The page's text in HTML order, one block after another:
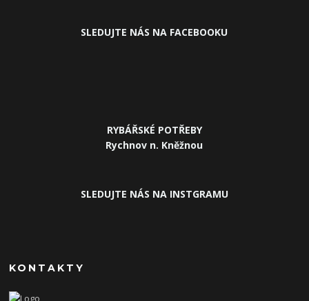
SLEDUJTE NÁS NA FACEBOOKU
RYBÁŘSKÉ POTŘEBY
Rychnov n. Kněžnou
SLEDUJTE NÁS NA INSTGRAMU
KONTAKTY